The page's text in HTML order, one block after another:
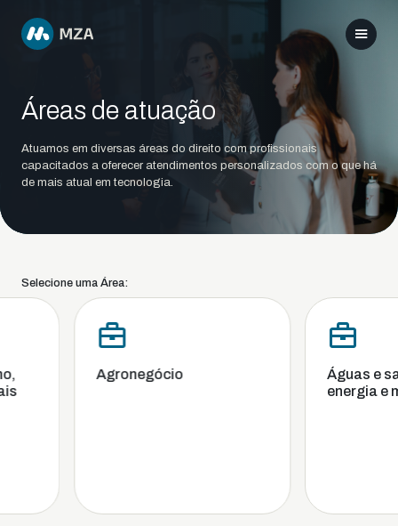
Áreas de atuação
Atuamos em diversas áreas do direito com profissionais
capacitados a oferecer atendimentos personalizados com o que há
de mais atual em tecnologia.
Selecione uma Área:
Agronegócio
Águas e
energia e